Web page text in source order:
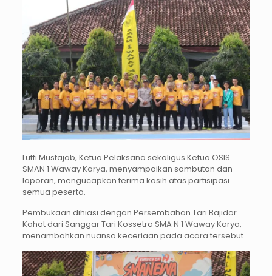
Lutfi Mustajab, Ketua Pelaksana sekaligus Ketua OSIS
SMAN 1 Waway Karya, menyampaikan sambutan dan
laporan, mengucapkan terima kasih atas partisipasi
semua peserta.
Pembukaan dihiasi dengan Persembahan Tari Bajidor
Kahot dari Sanggar Tari Kossetra SMA N 1 Waway Karya,
menambahkan nuansa keceriaan pada acara tersebut.